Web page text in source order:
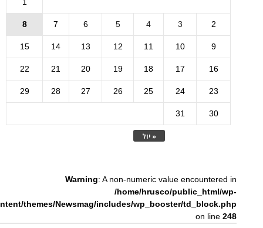
« יול
2
3
4
5
6
7
8
9
10
11
12
13
14
15
16
17
18
19
20
21
22
23
24
25
26
27
28
29
30
31
Warning: A non-numeric value encountered in
/home/hrusco/public_html/wp-
themes/Newsmag/includes/wp_booster/td_block.php
on line248